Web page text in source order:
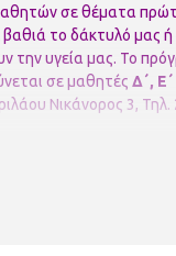
σε θέματα
βαθιά το δάκτυλό μας
την υγεία μας. Το
σε μαθητές Δ΄,
Νικάνορος 3,